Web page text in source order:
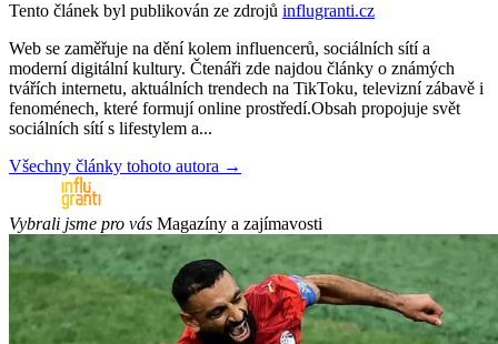
Tento článek byl publikován ze zdrojů influgranti.cz
Web se zaměřuje na dění kolem influencerů, sociálních sítí a
moderní digitální kultury. Čtenáři zde najdou články o známých
tvářích internetu, aktuálních trendech na TikToku, televizní zábavě i
fenoménech, které formují online prostředí.Obsah propojuje svět
sociálních sítí s lifestylem a...
Všechny články tohoto autora →
Vybrali jsme pro vás Magazíny a zajímavosti